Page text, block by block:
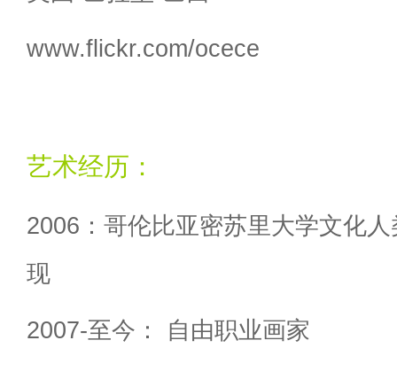
www.flickr.com/ocece
艺术经历：
2006：哥伦比亚密苏里大学文化
现
2007-至今： 自由职业画家